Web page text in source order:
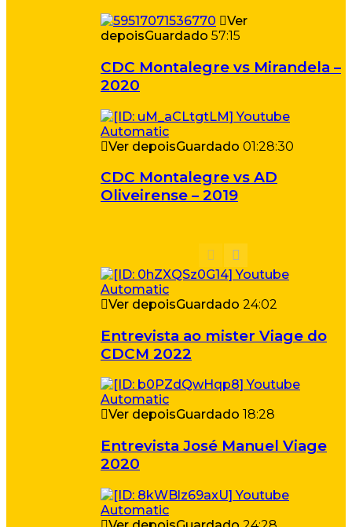
Ver
depoisGuardado 57:15
CDC Montalegre vs Mirandela –
2020
Ver depoisGuardado 01:28:30
CDC Montalegre vs AD
Oliveirense – 2019
Ver depoisGuardado 24:02
Entrevista ao mister Viage do
CDCM 2022
Ver depoisGuardado 18:28
Entrevista José Manuel Viage
2020